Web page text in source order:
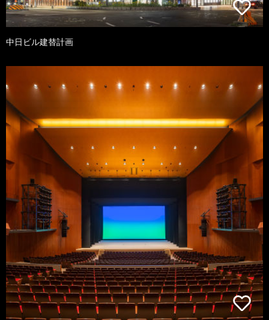
中日ビル建替計画